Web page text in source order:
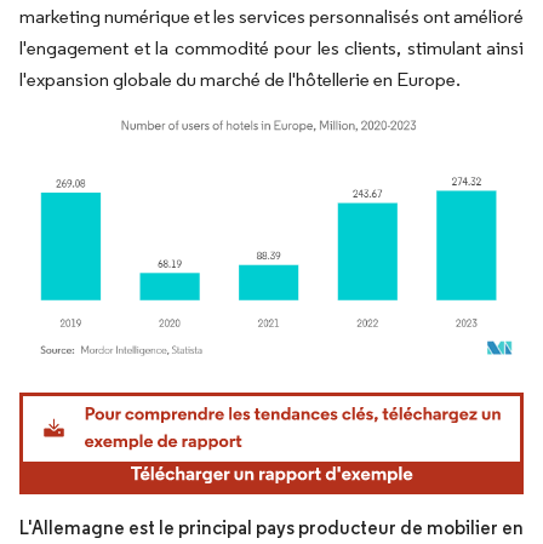
marketing numérique et les services personnalisés ont amélioré
l'engagement et la commodité pour les clients, stimulant ainsi
l'expansion globale du marché de l'hôtellerie en Europe.
Image © Mordor Intelligence. La réutilisation nécessite une attribution sous CC BY
L'Allemagne est le principal pays producteur de mobilier en